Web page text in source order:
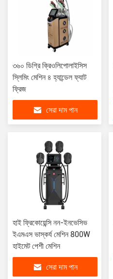
৩৬০ ডিগ্রি ক্রিওলিপোলাইসিস
স্লিমিং মেশিন ৪ হ্যান্ডেল ফ্যাট
ফ্রিজ
সেরা দাম পান
হাই ফ্রিকোয়েন্সি নন-ইনভেসিভ
ইএমএস ভাস্কর্য মেশিন 800W
হাইমেট পেশী মেশিন
সেরা দাম পান